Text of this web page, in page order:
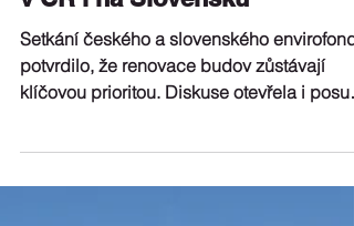
v ČR i na Slovensku
Setkání českého a slovenského